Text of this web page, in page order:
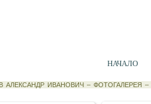
НАЧАЛО
АЛЕКСАНДР ИВАНОВИЧ– ФОТОГАЛЕРЕЯ –